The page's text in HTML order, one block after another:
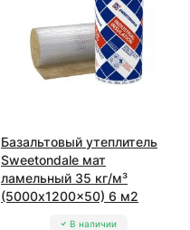
Базальтовый утеплитель
Sweetondale мат
ламельный 35 кг/м³
(5000x1200x50) 6 м2
В наличии